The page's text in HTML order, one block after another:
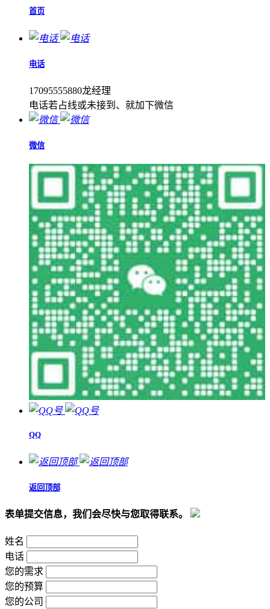
首页
电话
17095555880龙经理
电话若占线或未接到、就加下微信
微信
QQ
返回顶部
表单提交信息，我们会尽快与您取得联系。
姓名
电话
您的需求
您的预算
您的公司